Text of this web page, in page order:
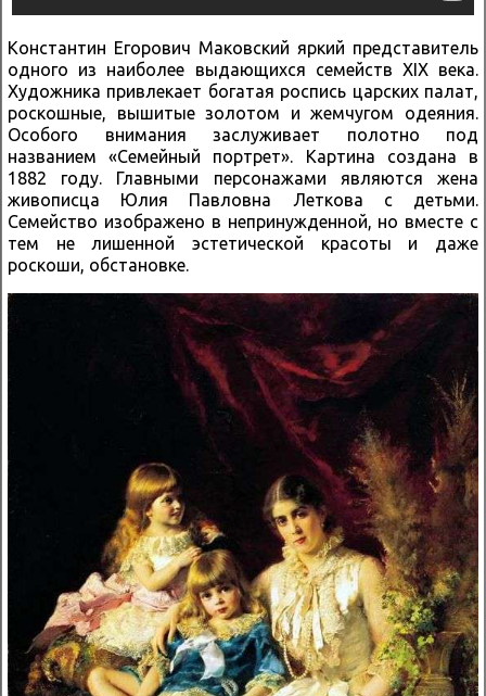
Константин Егорович Маковский яркий представитель
одного из наиболее выдающихся семейств XIX века.
Художника привлекает богатая роспись царских палат,
роскошные, вышитые золотом и жемчугом одеяния.
Особого внимания заслуживает полотно под
названием «Семейный портрет». Картина создана в
1882 году. Главными персонажами являются жена
живописца Юлия Павловна Леткова с детьми.
Семейство изображено в непринужденной, но вместе с
тем не лишенной эстетической красоты и даже
роскоши, обстановке.